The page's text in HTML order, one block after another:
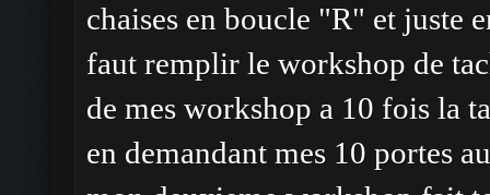
chaises en boucle "R" et juste
faut remplir le workshop de
de mes workshop a 10 fois la
en demandant mes 10 portes